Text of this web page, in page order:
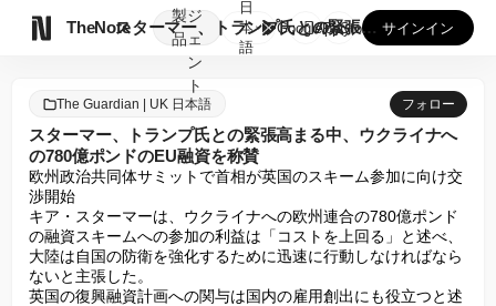
TheNote
製
品
ジ
ェ
ン
ト
スターマー、トランプ氏との緊張高まる中、ウクライナへの780...
日
本
語
GooglePlay
AppStore サインイン
The Guardian | UK 日本語 フォロー
スターマー、トランプ氏との緊張高まる中、ウクライナへ
の780億ポンドのEU融資を称賛
欧州政治共同体サミットで首相が英国のスキーム参加に向け交
渉開始
キア・スターマーは、ウクライナへの欧州連合の780億ポンド
の融資スキームへの参加の利益は「コストを上回る」と述べ、
大陸は自国の防衛を強化するために迅速に行動しなければなら
ないと主張した。
英国の復興融資計画への関与は国内の雇用創出にも役立つと述